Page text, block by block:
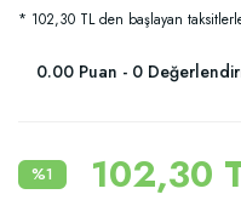
* 102,30 TL den başlayan
0.00 Puan - 0
%1 102,30